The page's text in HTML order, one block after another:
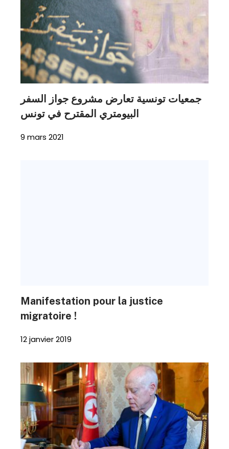
جمعيات تونسية تعارض مشروع جواز السفر
البيومتري المقترح في تونس
9 mars 2021
Manifestation pour la justice
migratoire !
12 janvier 2019